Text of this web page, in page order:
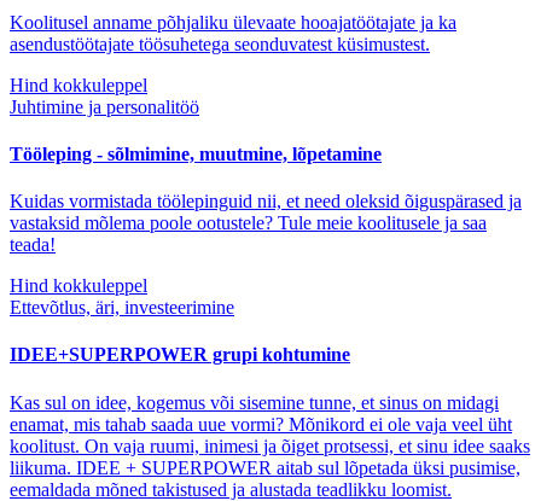
Koolitusel anname põhjaliku ülevaate hooajatöötajate ja ka
asendustöötajate töösuhetega seonduvatest küsimustest.
Hind kokkuleppel
Juhtimine ja personalitöö
Tööleping - sõlmimine, muutmine, lõpetamine
Kuidas vormistada töölepinguid nii, et need oleksid õiguspärased ja
vastaksid mõlema poole ootustele? Tule meie koolitusele ja saa
teada!
Hind kokkuleppel
Ettevõtlus, äri, investeerimine
IDEE+SUPERPOWER grupi kohtumine
Kas sul on idee, kogemus või sisemine tunne, et sinus on midagi
enamat, mis tahab saada uue vormi? Mõnikord ei ole vaja veel üht
koolitust. On vaja ruumi, inimesi ja õiget protsessi, et sinu idee saaks
liikuma. IDEE + SUPERPOWER aitab sul lõpetada üksi pusimise,
eemaldada mõned takistused ja alustada teadlikku loomist.